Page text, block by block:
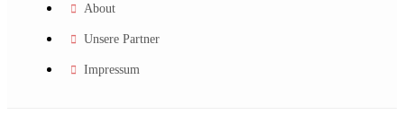
About
Unsere Partner
Impressum